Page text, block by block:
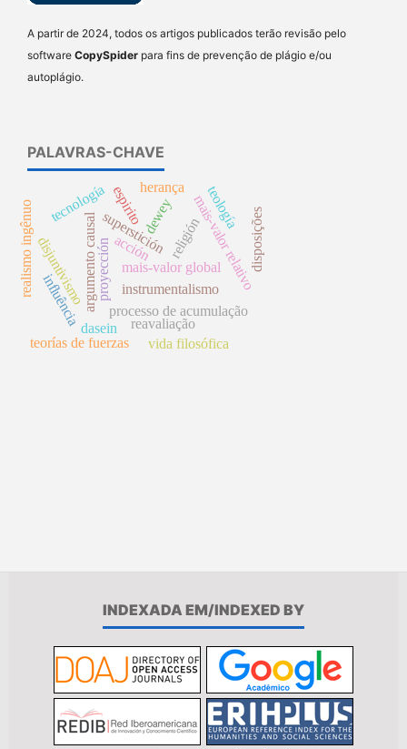
A partir de 2024, todos os artigos publicados terão revisão pelo
software CopySpider para fins de prevenção de plágio e/ou
autoplágio.
PALAVRAS-CHAVE
argumento causalsuperstición
proyección
processo de acumulação
mais-valor globalmais-valor relativo
disjuntivismo religión
realismo ingênuo tecnología
instrumentalismo
dewey teología
espirito
influência
dasein
herança
reavaliação
disposições
teorías de fuerzas
acción
vida filosófica
INDEXADA EM/INDEXED BY